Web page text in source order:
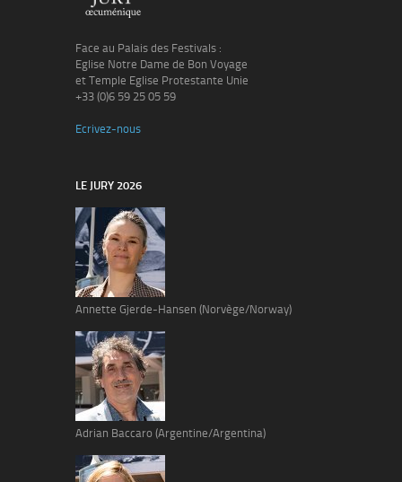
Face au Palais des Festivals :
Eglise Notre Dame de Bon Voyage
et Temple Eglise Protestante Unie
+33 (0)6 59 25 05 59
Ecrivez-nous
LE JURY 2026
Annette Gjerde-Hansen (Norvège/Norway)
Adrian Baccaro (Argentine/Argentina)